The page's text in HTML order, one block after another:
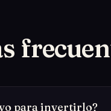
para invertirlo?